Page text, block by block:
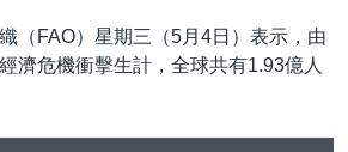
（FAO）星期三（5月4日）表示，由
濟危機衝擊生計，全球共有1.93億人